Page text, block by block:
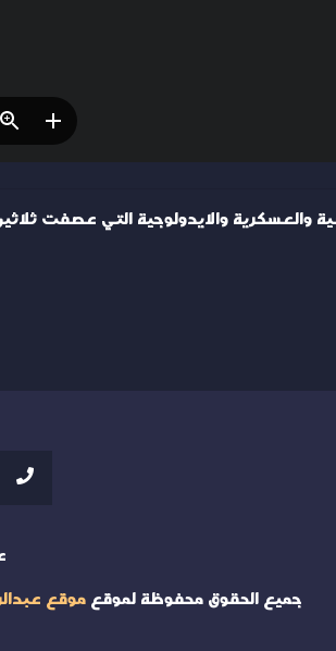
والعسكرية والايدولوجية التي عصفت
جميع الحقوق محفوظة لموقعموقع